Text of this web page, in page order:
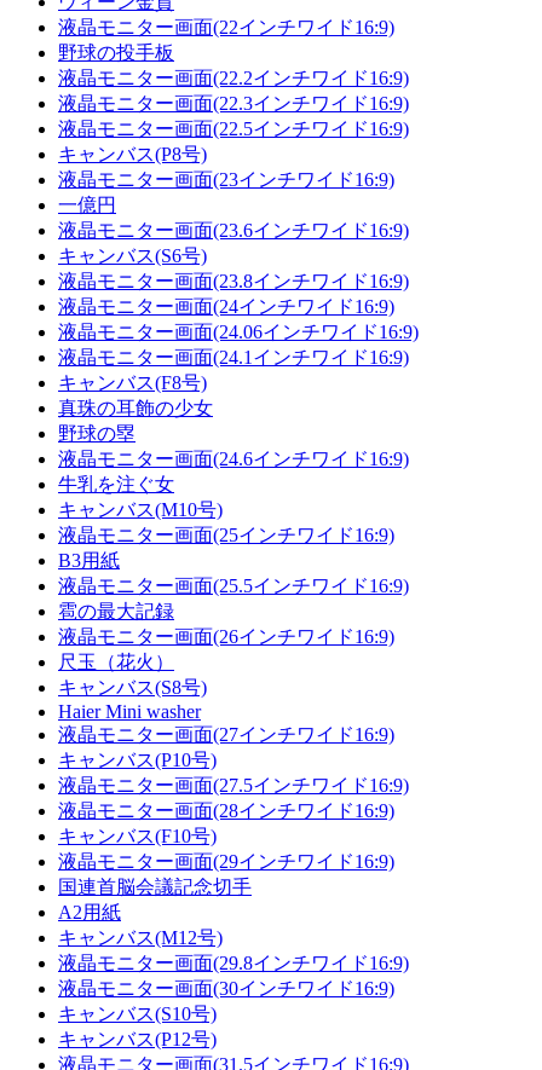
液晶モニター画面(22インチワイド16:9)
野球の投手板
液晶モニター画面(22.2インチワイド16:9)
液晶モニター画面(22.3インチワイド16:9)
液晶モニター画面(22.5インチワイド16:9)
キャンバス(P8号)
液晶モニター画面(23インチワイド16:9)
一億円
液晶モニター画面(23.6インチワイド16:9)
キャンバス(S6号)
液晶モニター画面(23.8インチワイド16:9)
液晶モニター画面(24インチワイド16:9)
液晶モニター画面(24.06インチワイド16:9)
液晶モニター画面(24.1インチワイド16:9)
キャンバス(F8号)
真珠の耳飾の少女
野球の塁
液晶モニター画面(24.6インチワイド16:9)
牛乳を注ぐ女
キャンバス(M10号)
液晶モニター画面(25インチワイド16:9)
B3用紙
液晶モニター画面(25.5インチワイド16:9)
雹の最大記録
液晶モニター画面(26インチワイド16:9)
尺玉（花火）
キャンバス(S8号)
Haier Mini washer
液晶モニター画面(27インチワイド16:9)
キャンバス(P10号)
液晶モニター画面(27.5インチワイド16:9)
液晶モニター画面(28インチワイド16:9)
キャンバス(F10号)
液晶モニター画面(29インチワイド16:9)
国連首脳会議記念切手
A2用紙
キャンバス(M12号)
液晶モニター画面(29.8インチワイド16:9)
液晶モニター画面(30インチワイド16:9)
キャンバス(S10号)
キャンバス(P12号)
液晶モニター画面(31.5インチワイド16:9)